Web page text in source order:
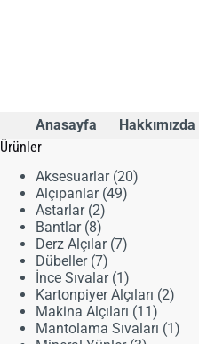
Anasayfa Hakkımızda
Ürünler
Aksesuarlar 2020
Alçıpanlar 4949
Astarlar 22
ürün
Bantlar 88
ürün
Derz Alçılar 77
Dübeller 77
ürün
İnce Sıvalar 1 1
ürün
Kartonpiyer Alçıları 22
Makina Alçıları 11 11
ürün
Mantolama Sıvaları 1 1